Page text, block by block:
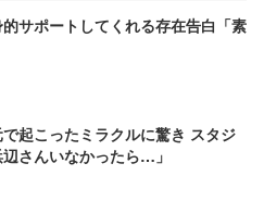
サポートしてくれる存在告白「素
起こったミラクルに驚き スタジ
さんいなかったら…」